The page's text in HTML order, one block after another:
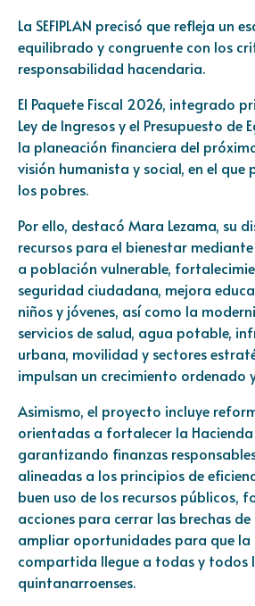
La SEFIPLAN precisó que refleja un
equilibrado y congruente con los
responsabilidad hacendaria.
El Paquete Fiscal 2026, integrado
Ley de Ingresos y el Presupuesto de
la planeación financiera del
visión humanista y social, en el que
los pobres.
Por ello, destacó Mara Lezama, su
recursos para el bienestar
a población vulnerable,
seguridad ciudadana, mejora
niños y jóvenes, así como la
servicios de salud, agua potable,
urbana, movilidad y sectores
impulsan un crecimiento ordenado
Asimismo, el proyecto incluye
orientadas a fortalecer la Hacienda
garantizando finanzas
alineadas a los principios de
buen uso de los recursos públicos,
acciones para cerrar las brechas
ampliar oportunidades para que la
compartida llegue a todas y todos
quintanarroenses.